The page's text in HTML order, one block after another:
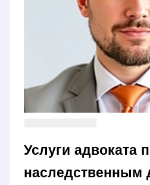
Услуги адвоката
наследственным